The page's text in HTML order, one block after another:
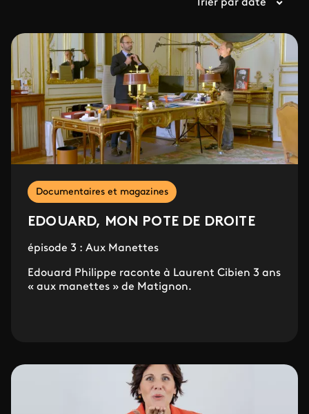
Trier par date
Documentaires et magazines
EDOUARD, MON POTE DE DROITE
épisode 3 : Aux Manettes
Edouard Philippe raconte à Laurent Cibien 3 ans
« aux manettes » de Matignon.